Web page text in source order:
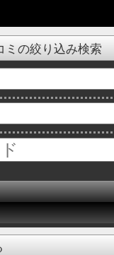
ミの絞り込み検索